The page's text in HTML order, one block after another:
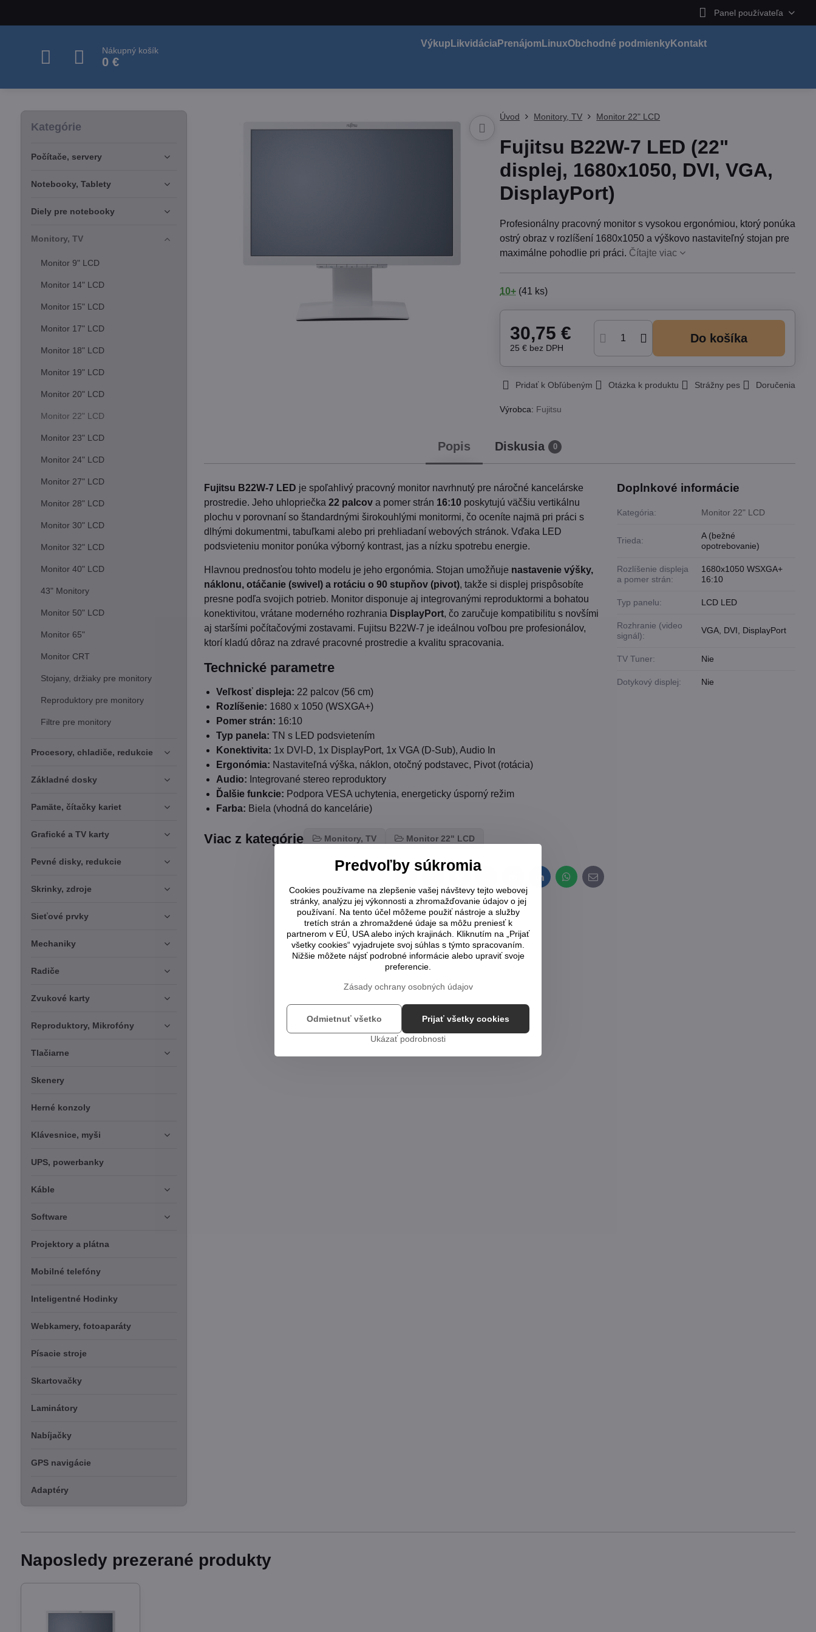
Panel používateľa
Nákupný košík
0 €
Výkup LikvidáciaPrenájom LinuxObchodné podmienkyKontakt
Úvod Monitory, TV Monitor 22" LCD
Fujitsu B22W-7 LED (22"
displej, 1680x1050, DVI, VGA,
DisplayPort)
Profesionálny pracovný monitor s vysokou ergonómiou, ktorý ponúka
ostrý obraz v rozlíšení 1680x1050 a výškovo nastaviteľný stojan pre
maximálne pohodlie pri práci. Čítajte viac
10+ (41 ks)
30,75 €
25 € bez DPH
Do košíka
Pridať k Obľúbeným Otázka k produktu Strážny pes Doručenia
Výrobca: Fujitsu
Popis Diskusia 0
Fujitsu B22W-7 LED je spoľahlivý pracovný monitor navrhnutý pre náročné kancelárske
prostredie. Jeho uhlopriečka22 palcov a pomer strán 16:10 poskytujú väčšiu vertikálnu
plochu v porovnaní so štandardnými širokouhlými monitormi, čo oceníte najmä pri práci s
dlhými dokumentmi, tabuľkami alebo pri prehliadaní webových stránok. Vďaka LED
podsvieteniu monitor ponúka výborný kontrast, jas a nízku spotrebu energie.
Hlavnou prednosťou tohto modelu je jeho ergonómia. Stojan umožňuje nastavenie výšky,
náklonu, otáčanie (swivel) a rotáciu o 90 stupňov (pivot), takže si displej prispôsobíte
presne podľa svojich potrieb. Monitor disponuje aj integrovanými reproduktormi a bohatou
konektivitou, vrátane moderného rozhrania DisplayPort, čo zaručuje kompatibilitu s novšími
aj staršími počítačovými zostavami. Fujitsu B22W-7 je ideálnou voľbou pre profesionálov,
ktorí kladú dôraz na zdravé pracovné prostredie a kvalitu spracovania.
Technické parametre
Veľkosť displeja: 22 palcov (56 cm)
Rozlíšenie: 1680 x 1050 (WSXGA+)
Pomer strán: 16:10
Typ panela: TN s LED podsvietením
Konektivita: 1x DVI-D, 1x DisplayPort, 1x VGA (D-Sub), Audio In
Ergonómia: Nastaviteľná výška, náklon, otočný podstavec, Pivot (rotácia)
Audio: Integrované stereo reproduktory
Ďalšie funkcie: Podpora VESA uchytenia, energeticky úsporný režim
Farba: Biela (vhodná do kancelárie)
Viac z kategórie Monitory, TV Monitor 22" LCD
Doplnkové informácie
Kategória: Monitor 22" LCD
Trieda:
A (bežné
opotrebovanie)
Rozlíšenie displeja
a pomer strán:
1680x1050 WSXGA+
16:10
Typ panelu: LCD LED
Rozhranie (video
signál):
VGA, DVI, DisplayPort
TV Tuner: Nie
Dotykový displej: Nie
LinkedInWhatsApp
E-
mail
Kategórie
Počítače, servery
Notebooky, Tablety
Diely pre notebooky
Monitory, TV
Monitor 9" LCD
Monitor 14" LCD
Monitor 15" LCD
Monitor 17" LCD
Monitor 18" LCD
Monitor 19" LCD
Monitor 20" LCD
Monitor 22" LCD
Monitor 23" LCD
Monitor 24" LCD
Monitor 27" LCD
Monitor 28" LCD
Monitor 30" LCD
Monitor 32" LCD
Monitor 40" LCD
43" Monitory
Monitor 50" LCD
Monitor 65"
Monitor CRT
Stojany, držiaky pre monitory
Reproduktory pre monitory
Filtre pre monitory
Procesory, chladiče, redukcie
Základné dosky
Pamäte, čítačky kariet
Grafické a TV karty
Pevné disky, redukcie
Skrinky, zdroje
Sieťové prvky
Mechaniky
Radiče
Zvukové karty
Reproduktory, Mikrofóny
Tlačiarne
Skenery
Herné konzoly
Klávesnice, myši
UPS, powerbanky
Káble
Software
Projektory a plátna
Mobilné telefóny
Inteligentné Hodinky
Webkamery, fotoaparáty
Písacie stroje
Skartovačky
Laminátory
Nabíjačky
GPS navigácie
Adaptéry
Naposledy prezerané produkty
Predvoľby súkromia
Cookies používame na zlepšenie vašej návštevy tejto webovej
stránky, analýzu jej výkonnosti a zhromažďovanie údajov o jej
používaní. Na tento účel môžeme použiť nástroje a služby
tretích strán a zhromaždené údaje sa môžu preniesť k
partnerom v EÚ, USA alebo iných krajinách. Kliknutím na „Prijať
všetky cookies“ vyjadrujete svoj súhlas s týmto spracovaním.
Nižšie môžete nájsť podrobné informácie alebo upraviť svoje
preferencie.
Zásady ochrany osobných údajov
Ukázať podrobnosti
Prijať všetky cookies
Odmietnuť všetko